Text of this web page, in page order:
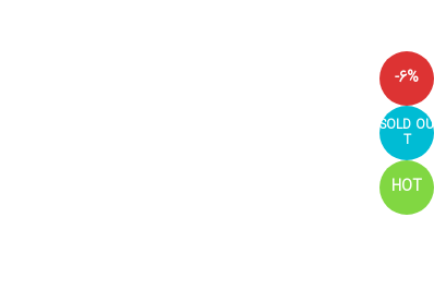
-6%
SOLD OU
T
HOT